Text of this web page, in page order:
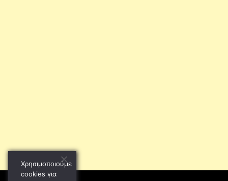
Χρησιμοποιούμε
cookies για